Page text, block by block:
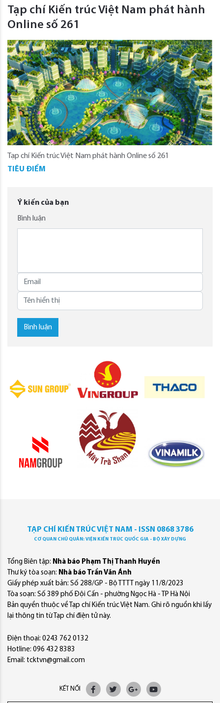
Tạp chí Kiến trúc Việt Nam phát hành
Online số 261
Tạp chí Kiến trúc Việt Nam phát hành Online số 261
TIÊU ĐIỂM
Ý kiến của bạn
Bình luận
Bình luận
TẠP CHÍ KIẾN TRÚC VIỆT NAM - ISSN 0868 3786
CƠ QUAN CHỦ QUẢN: VIỆN KIẾN TRÚC QUỐC GIA - BỘ XÂY DỰNG
Tổng Biên tập: Nhà báo Phạm Thị Thanh Huyền
Thư ký tòa soạn: Nhà báo Trần Văn Ánh
Giấy phép xuất bản: Số 288/GP - Bộ TTTT ngày 11/8/2023
Tòa soạn: Số 389 phố Đội Cấn - phường Ngọc Hà - TP Hà Nội
Bản quyền thuộc về Tạp chí Kiến trúc Việt Nam. Ghi rõ nguồn khi lấy
lại thông tin từ Tạp chí điện tử này.
Điện thoại: 0243 762 0132
Hotline: 096 432 8383
Email: tcktvn@gmail.com
KẾT NỐI